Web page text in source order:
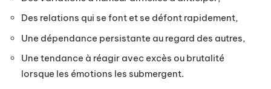
Des relations qui se font et se défont rapidement,
Une dépendance persistante au regard des autres,
Une tendance à réagir avec excès ou brutalité
lorsque les émotions les submergent.